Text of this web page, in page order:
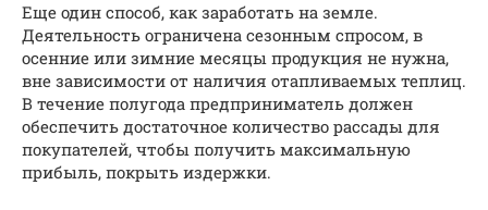
Еще один способ, как заработать на земле.
Деятельность ограничена сезонным спросом, в
осенние или зимние месяцы продукция не нужна,
вне зависимости от наличия отапливаемых теплиц.
В течение полугода предприниматель должен
обеспечить достаточное количество рассады для
покупателей, чтобы получить максимальную
прибыль, покрыть издержки.